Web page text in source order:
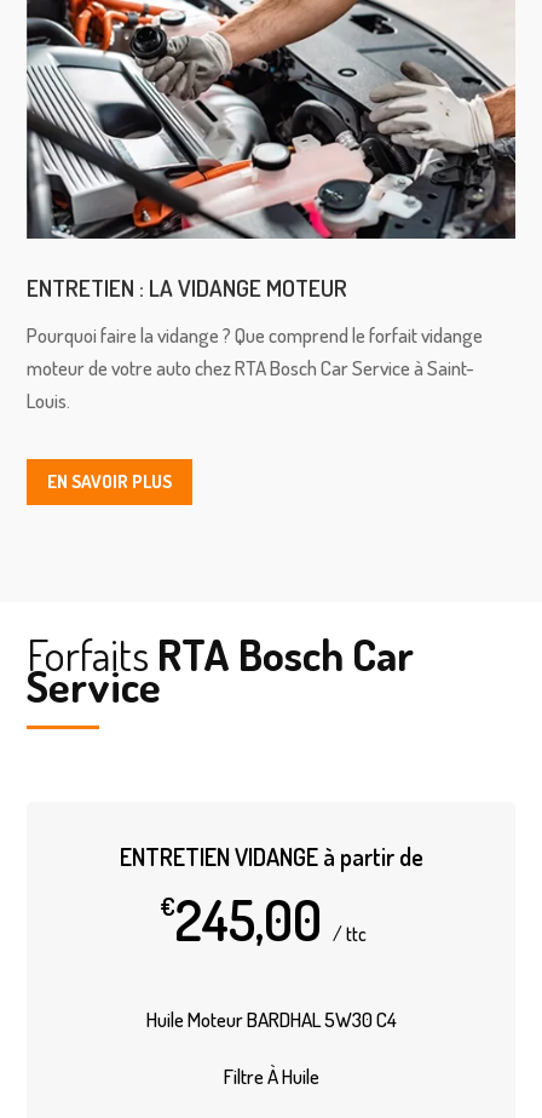
ENTRETIEN : LA VIDANGE MOTEUR
Pourquoi faire la vidange ? Que comprend le forfait vidange
moteur de votre auto chez RTA Bosch Car Service à Saint-
Louis.
EN SAVOIR PLUS
Forfaits RTA Bosch Car
Service
ENTRETIEN VIDANGE à partir de
€245,00 /ttc
Huile Moteur BARDHAL 5W30 C4
Filtre À Huile